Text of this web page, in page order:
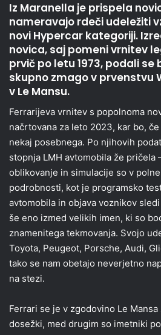
Iz Maranella je prispela
nameravajo rdeči udeležiti
novi Hypercar kategoriji.
novica, saj pomeni vrnitev
prvič po letu 1973, podali se
skupno zmago v prvenstvu
v Le Mansu.
Ferrarijeva vrnitev s popolnoma
načrtovana za leto 2023, kar bo,
nekaj posebnega. Po njihovih
stopnja LMH avtomobila že pričela
oblikovanje in simulacije so v
podrobnosti, kot je programsko
avtomobila in objava voznikov
še eno izmed velikih imen, ki so
znamenitega tekmovanja. Svojo
Toyota, Peugeot, Porsche, Audi,
tako se nam obetajo neverjetno
na stezi.
Ferrari se je v zgodovino Le
dosežki, med drugim so imetniki